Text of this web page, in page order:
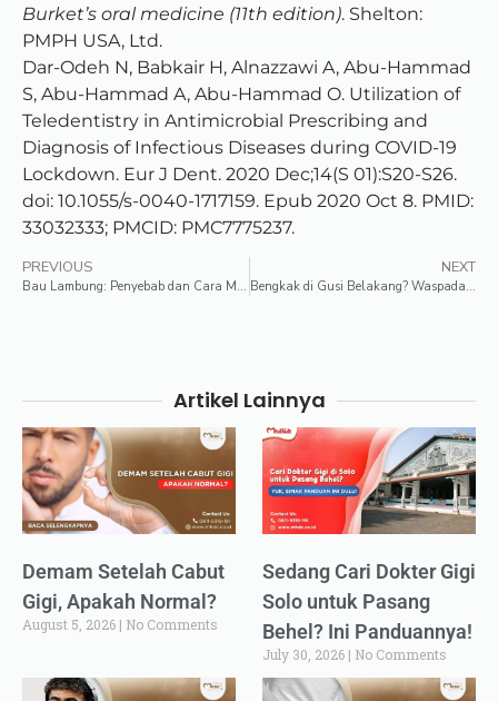
Burket’s oral medicine (11th edition). Shelton:
PMPH USA, Ltd.
Dar-Odeh N, Babkair H, Alnazzawi A, Abu-Hammad
S, Abu-Hammad A, Abu-Hammad O. Utilization of
Teledentistry in Antimicrobial Prescribing and
Diagnosis of Infectious Diseases during COVID-19
Lockdown. Eur J Dent. 2020 Dec;14(S 01):S20-S26.
doi: 10.1055/s-0040-1717159. Epub 2020 Oct 8. PMID:
33032333; PMCID: PMC7775237.
PREVIOUS
Bau Lambung: Penyebab dan Cara Mengatasinya
NEXT
Bengkak di Gusi Belakang? Waspada Perikoronitis
Artikel Lainnya
Demam Setelah Cabut
Gigi, Apakah Normal?
August 5, 2026 No Comments
Sedang Cari Dokter Gigi
Solo untuk Pasang
Behel? Ini Panduannya!
July 30, 2026 No Comments